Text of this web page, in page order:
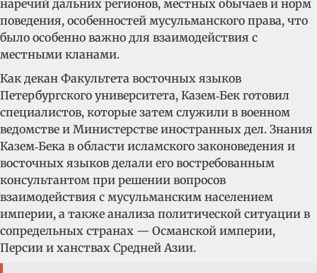
наречий дальних регионов, местных обычаев и норм
поведения, особенностей мусульманского права, что
было особенно важно для взаимодействия с
местными кланами.
Как декан Факультета восточных языков
Петербургского университета, Казем‑Бек готовил
специалистов, которые затем служили в военном
ведомстве и Министерстве иностранных дел. Знания
Казем‑Бека в области исламского законоведения и
восточных языков делали его востребованным
консультантом при решении вопросов
взаимодействия с мусульманским населением
империи, а также анализа политической ситуации в
сопредельных странах — Османской империи,
Персии и ханствах Средней Азии.